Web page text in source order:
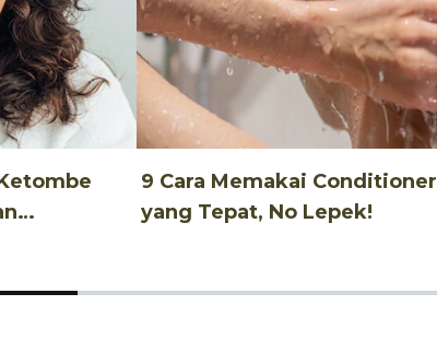
9 Cara Memakai Conditioner
yang Tepat, No Lepek!